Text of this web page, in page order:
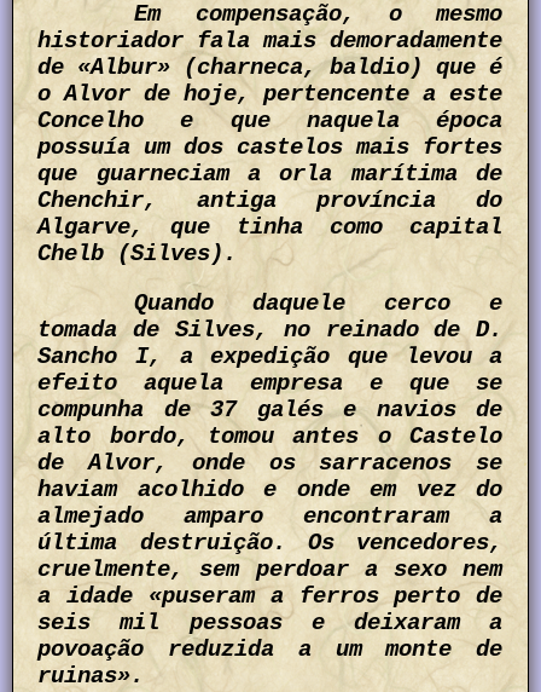
Em compensação, o mesmo
historiador fala mais demoradamente
de «Albur» (charneca, baldio) que é
o Alvor de hoje, pertencente a este
Concelho e que naquela época
possuía um dos castelos mais fortes
que guarneciam a orla marítima de
Chenchir, antiga província do
Algarve, que tinha como capital
Chelb (Silves).
Quando daquele cerco e
tomada de Silves, no reinado de D.
Sancho I, a expedição que levou a
efeito aquela empresa e que se
compunha de 37 galés e navios de
alto bordo, tomou antes o Castelo
de Alvor, onde os sarracenos se
haviam acolhido e onde em vez do
almejado amparo encontraram a
última destruição. Os vencedores,
cruelmente, sem perdoar a sexo nem
a idade «puseram a ferros perto de
seis mil pessoas e deixaram a
povoação reduzida a um monte de
ruinas».